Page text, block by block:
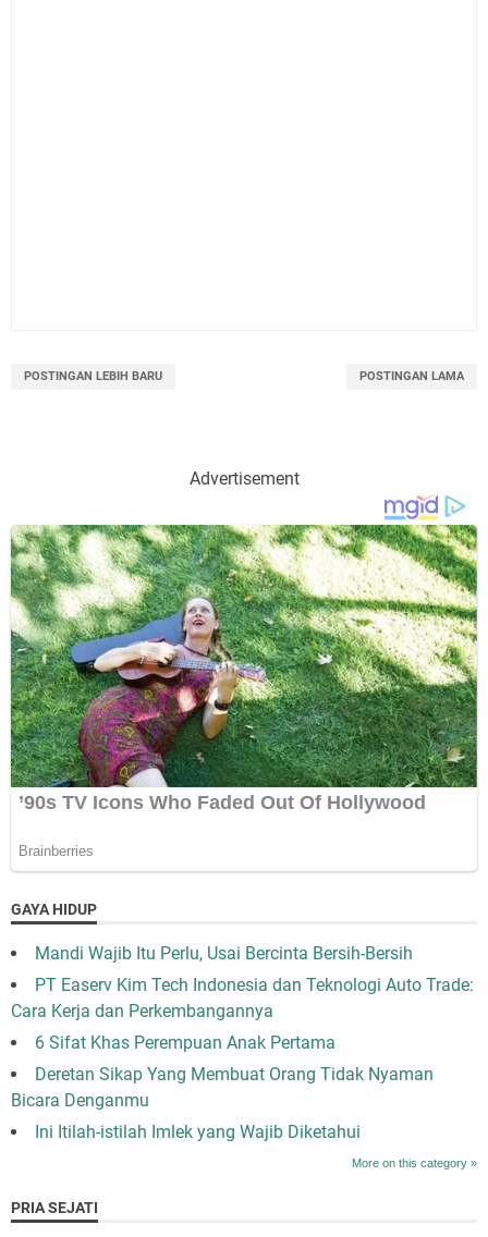
POSTINGAN LEBIH BARU POSTINGAN LAMA
Advertisement
GAYA HIDUP
Mandi Wajib Itu Perlu, Usai Bercinta Bersih-Bersih
PT Easerv Kim Tech Indonesia dan Teknologi Auto Trade:
Cara Kerja dan Perkembangannya
6 Sifat Khas Perempuan Anak Pertama
Deretan Sikap Yang Membuat Orang Tidak Nyaman
Bicara Denganmu
Ini Itilah-istilah Imlek yang Wajib Diketahui
More on this category »
PRIA SEJATI